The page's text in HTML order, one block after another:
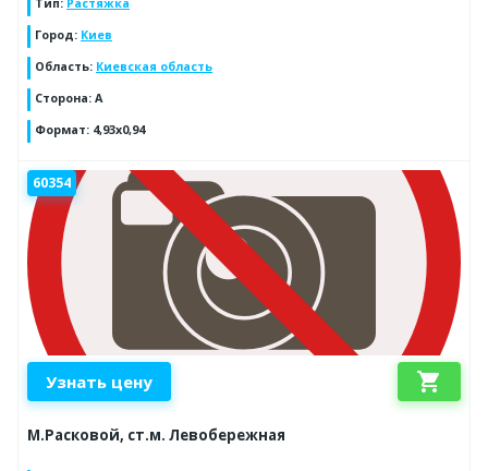
Тип: Растяжка
Город: Киев
Область: Киевская область
Сторона: A
Формат: 4,93x0,94
60354
Узнать цену shopping_cart
М.Расковой, ст.м. Левобережная